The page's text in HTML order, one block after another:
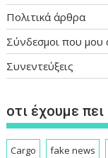
Πολιτικά άρθρα
Σύνδεσμοι που μου
Συνεντεύξεις
οτι έχουμε πει
Cargo fake news